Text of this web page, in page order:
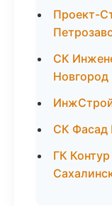
Проект-
СК
Новгород
СК Фасад
ГК